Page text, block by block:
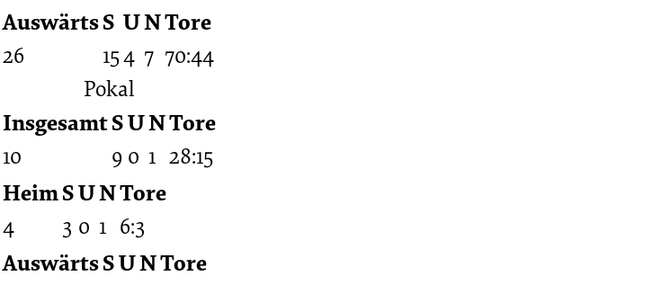
AuswärtsS UNTore
26 154 7 70:44
Pokal
InsgesamtSUNTore
10 9 0 1 28:15
HeimSUNTore
4 3 0 1 6:3
AuswärtsSUNTore